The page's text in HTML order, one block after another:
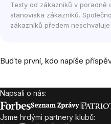
Texty od zákazníků v poradně
stanoviska zákazníků.
zákazníků předem
Buďte první, kdo napíše
Zápatí
Napsali o nás:
Jsme hrdými partnery klubů: